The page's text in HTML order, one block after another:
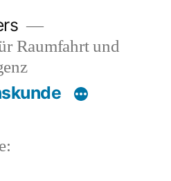
Raumfahrt und